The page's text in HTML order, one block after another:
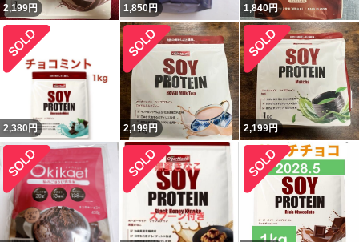
2,199円 1,850円 1,840円
2,380 円 2,199円 2,199円